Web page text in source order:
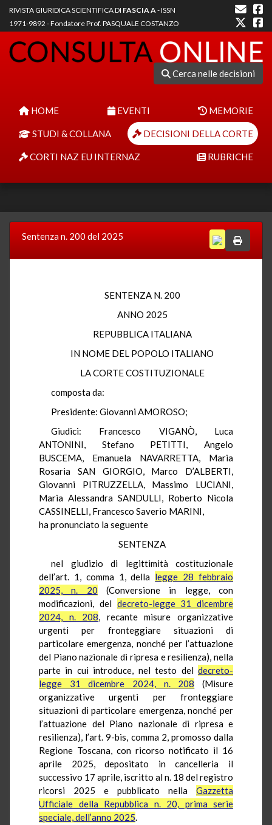
RIVISTA GIURIDICA SCIENTIFICA DI FASCIA A- ISSN
1971-9892 - Fondatore Prof. PASQUALE COSTANZO
Cerca nelle decisioni
HOME EVENTI MEMORIE
STUDI & COLLANA DECISIONI DELLA CORTE
CORTI NAZ EU INTERNAZ RUBRICHE
Sentenza n. 200 del 2025
SENTENZA N. 200
ANNO 2025
REPUBBLICA ITALIANA
IN NOME DEL POPOLO ITALIANO
LA CORTE COSTITUZIONALE
composta da:
Presidente: Giovanni AMOROSO;
Giudici: Francesco VIGANÒ, Luca
ANTONINI, Stefano PETITTI, Angelo
BUSCEMA, Emanuela NAVARRETTA, Maria
Rosaria SAN GIORGIO, Marco D’ALBERTI,
Giovanni PITRUZZELLA, Massimo LUCIANI,
Maria Alessandra SANDULLI, Roberto Nicola
CASSINELLI, Francesco Saverio MARINI,
ha pronunciato la seguente
SENTENZA
nel giudizio di legittimità costituzionale
dell’art. 1, comma 1, della legge 28 febbraio
2025, n. 20 (Conversione in legge, con
modificazioni, del decreto-legge 31 dicembre
2024, n. 208, recante misure organizzative
urgenti per fronteggiare situazioni di
particolare emergenza, nonché per l’attuazione
del Piano nazionale di ripresa e resilienza), nella
parte in cui introduce, nel testo del decreto-
legge 31 dicembre 2024, n. 208 (Misure
organizzative urgenti per fronteggiare
situazioni di particolare emergenza, nonché per
l’attuazione del Piano nazionale di ripresa e
resilienza), l’art. 9-bis, comma 2, promosso dalla
Regione Toscana, con ricorso notificato il 16
aprile 2025, depositato in cancelleria il
successivo 17 aprile, iscritto al n. 18 del registro
ricorsi 2025 e pubblicato nella Gazzetta
Ufficiale della Repubblica n. 20, prima serie
speciale, dell’anno 2025.